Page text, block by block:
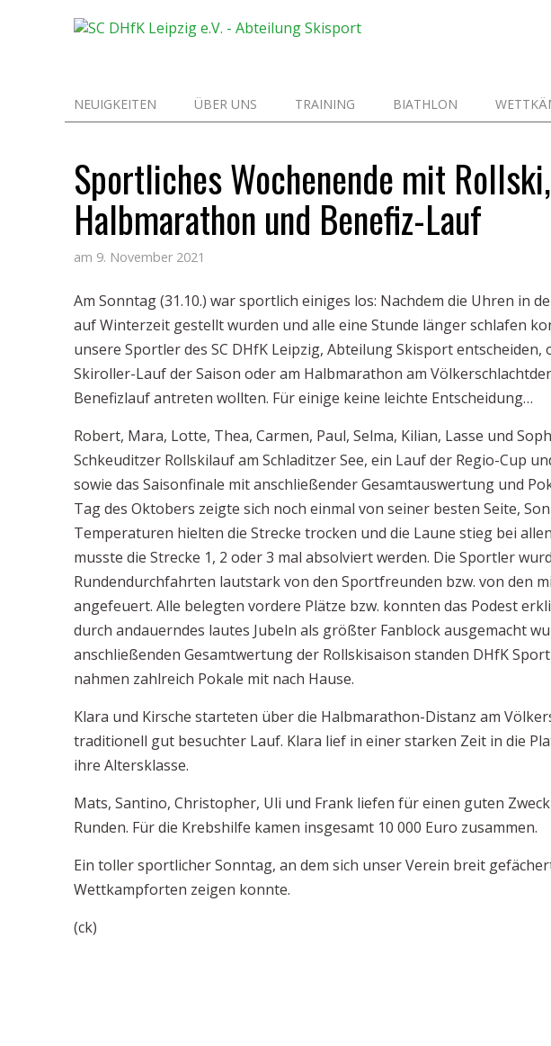
NEUIGKEITEN ÜBER UNS TRAINING BIATHLON
Sportliches Wochenende mit Rollski,
Halbmarathon und Benefiz-Lauf
am 9. November 2021
Am Sonntag (31.10.) war sportlich einiges los: Nachdem die Uhren in
auf Winterzeit gestellt wurden und alle eine Stunde länger schlafen
unsere Sportler des SC DHfK Leipzig, Abteilung Skisport entscheiden,
Skiroller-Lauf der Saison oder am Halbmarathon am
Benefizlauf antreten wollten. Für einige keine leichte Entscheidung…
Robert, Mara, Lotte, Thea, Carmen, Paul, Selma, Kilian, Lasse und
Schkeuditzer Rollskilauf am Schladitzer See, ein Lauf der Regio-Cup
sowie das Saisonfinale mit anschließender Gesamtauswertung und
Tag des Oktobers zeigte sich noch einmal von seiner besten Seite,
Temperaturen hielten die Strecke trocken und die Laune stieg bei
musste die Strecke 1, 2 oder 3 mal absolviert werden. Die Sportler
Rundendurchfahrten lautstark von den Sportfreunden bzw. von den
angefeuert. Alle belegten vordere Plätze bzw. konnten das Podest
durch andauerndes lautes Jubeln als größter Fanblock ausgemacht
anschließenden Gesamtwertung der Rollskisaison standen DHfK
nahmen zahlreich Pokale mit nach Hause.
Klara und Kirsche starteten über die Halbmarathon-Distanz am
traditionell gut besuchter Lauf. Klara lief in einer starken Zeit in die
ihre Altersklasse.
Mats, Santino, Christopher, Uli und Frank liefen für einen guten
Runden. Für die Krebshilfe kamen insgesamt 10 000 Euro zusammen.
Ein toller sportlicher Sonntag, an dem sich unser Verein breit
Wettkampforten zeigen konnte.
(ck)